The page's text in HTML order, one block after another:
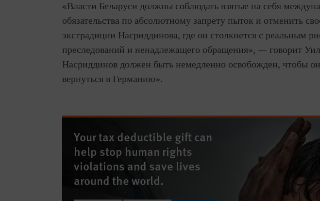
«Власти Беларуси должны соблюдать взятые на себя
обязательства по абсолютному запрету пыток и отменить
экстрадиции Насриддинова, где он столкнется с реальным
преследований и ненадлежащего обращения», — говорит
Насриддинов должен быть немедленно освобожден, чтобы
вернуться в Германию».
Your tax deductible gift can
help stop human rights
violations and save lives
around the world.